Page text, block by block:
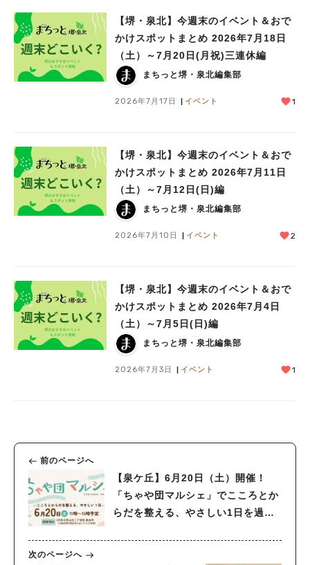
【堺・泉北】今週末のイベント＆おで
かけスポットまとめ 2026年7月18日
（土）～7月20日(月祝)三連休編
まちっと堺・泉北編集部
2026年7月17日 イベント 1
【堺・泉北】今週末のイベント＆おで
かけスポットまとめ 2026年7月11日
（土）～7月12日(日)編
まちっと堺・泉北編集部
2026年7月10日 イベント 2
【堺・泉北】今週末のイベント＆おで
かけスポットまとめ 2026年7月4日
（土）～7月5日(日)編
まちっと堺・泉北編集部
2026年7月3日 イベント 1
前のページへ
【泉ケ丘】6月20日（土）開催！
「ちゃや団マルシェ」でこころとか
らだを整える、やさしい1日を過ご
次のページへ